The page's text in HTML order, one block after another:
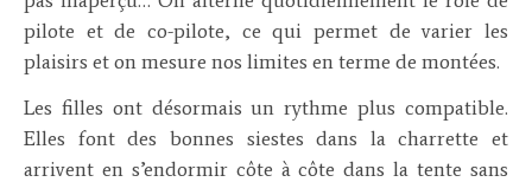
pilote et de co-pilote, ce qui permet de varier les
plaisirs et on mesure nos limites en terme de montées.
Les filles ont désormais un rythme plus compatible.
Elles font des bonnes siestes dans la charrette et
arrivent en s’endormir côte à côte dans la tente sans